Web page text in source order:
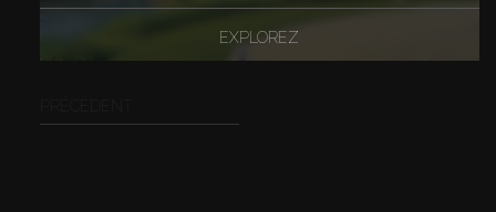
EXPLOREZ